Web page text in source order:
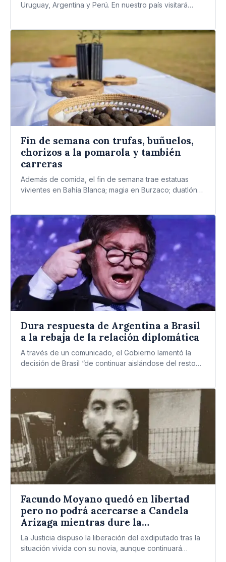
Uruguay, Argentina y Perú. En nuestro país visitará
Fin de semana con trufas, buñuelos,
chorizos a la pomarola y también
carreras
Además de comida, el fin de semana trae estatuas
vivientes en Bahía Blanca; magia en Burzaco; duatlón
Dura respuesta de Argentina a Brasil
a la rebaja de la relación diplomática
A través de un comunicado, el Gobierno lamentó la
decisión de Brasil “de continuar aislándose del resto
Facundo Moyano quedó en libertad
pero no podrá acercarse a Candela
Arizaga mientras dure la
investigación
La Justicia dispuso la liberación del exdiputado tras la
situación vivida con su novia, aunque continuará